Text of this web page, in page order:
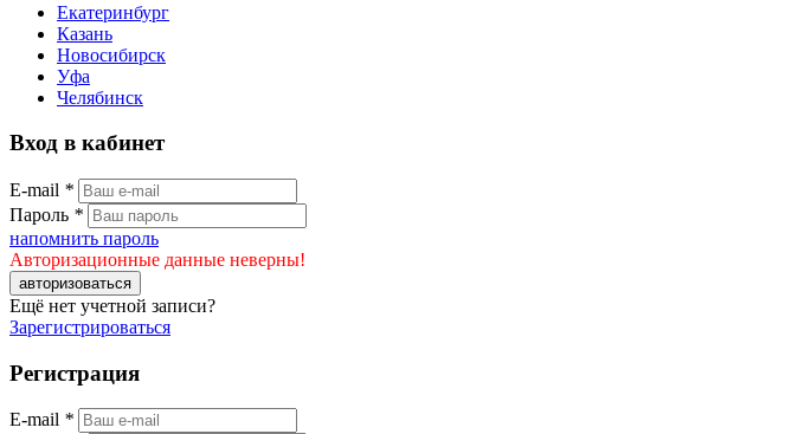
Екатеринбург
Казань
Новосибирск
Уфа
Челябинск
Вход в кабинет
E-mail *
Пароль *
напомнить пароль
Авторизационные данные неверны!
авторизоваться
Ещё нет учетной записи?
Зарегистрироваться
Регистрация
E-mail *